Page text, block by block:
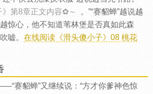
第8章正文内容✿～
。”“赛貂蝉”越说越
惊心，他不知道苇林堡是否真如此森
嘘。 在线阅读《滑头傻小子》08 桃花
赛貂蝉”又继续说：“方才你爹神色惊